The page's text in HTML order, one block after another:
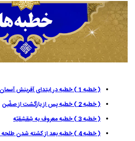
( خطبه 1 ) خطبه در ابتداى آفرينش آسمان و زمين و آدم
( خطبه 2 ) خطبه پس از بازگشت از صفّين
( خطبه 3 ) خطبه معروف به شِقشِقيّه
( خطبه 4 ) خطبه بعد از كشته شدن طلحه و زبير